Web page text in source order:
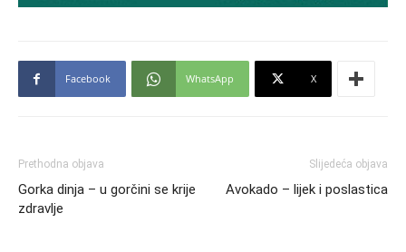
Facebook WhatsApp X
Prethodna objava
Gorka dinja – u gorčini se krije
zdravlje
Slijedeća objava
Avokado – lijek i poslastica